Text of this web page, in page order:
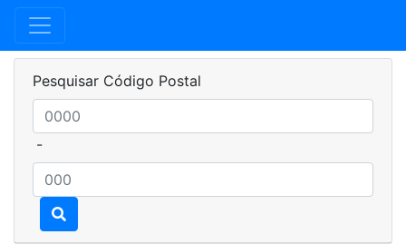
Pesquisar Código Postal
-